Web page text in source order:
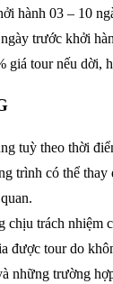
hành 03 – 10
trước khởi
giá tour nếu dời,
tuỳ theo thời
trình có thể thay
chịu trách nhiệm
được tour do
những trường